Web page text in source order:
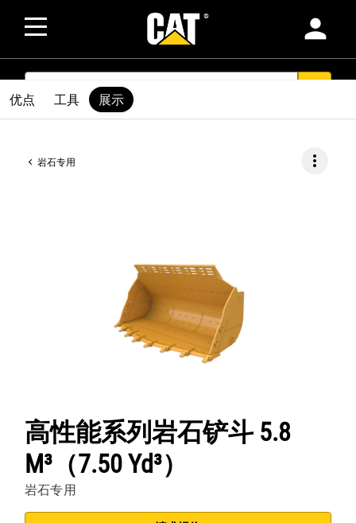
person
SEARCH
岩石专用 more_vert
高性能系列岩石铲斗 5.8
M³（7.50 Yd³）
岩石专用
优点 工具 展示